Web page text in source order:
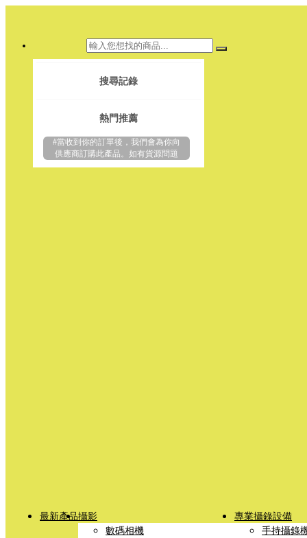
搜尋記錄
熱門推薦
#當收到你的訂單後，我們會為你向
供應商訂購此產品。如有貨源問題
最新產品攝影
數碼相機
專業攝錄設備
手持攝錄